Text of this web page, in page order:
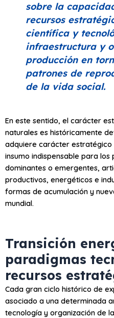
sobre la
recursos
científica y
infraestructura y
producción en
patrones de
de la vida social.
En este sentido, el carácter
naturales es históricamente
adquiere carácter estratégico
insumo indispensable para
dominantes o emergentes,
productivos, energéticos e
formas de acumulación y
mundial.
Transición
paradigmas
recursos
Cada gran ciclo histórico de
asociado a una determinada
tecnología y organización de